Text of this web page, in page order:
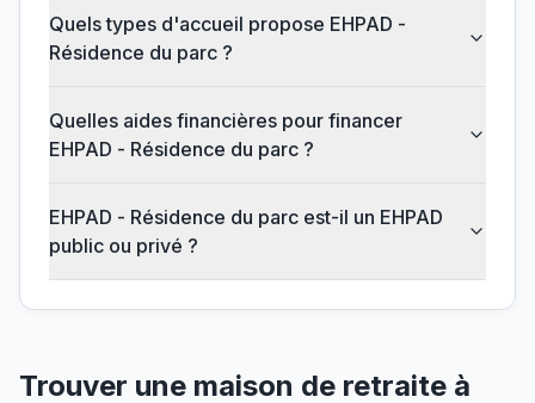
Quels types d'accueil propose EHPAD -
Résidence du parc ?
Quelles aides financières pour financer
EHPAD - Résidence du parc ?
EHPAD - Résidence du parc est-il un EHPAD
public ou privé ?
Trouver une maison de retraite à